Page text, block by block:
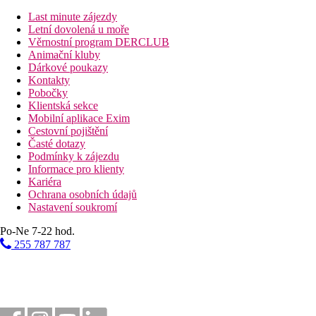
upozornění
1 dítě do nedovršených 4 letzdarma (bez nároku na lůžko, ve
Vzdálenosti
1050 km
Praha
980 km
Brno
920 km
Bratislava
Fotogalerie
Last minute zájezdy
Letní dovolená u moře
Věrnostní program DERCLUB
Animační kluby
Dárkové poukazy
Kontakty
Pobočky
Klientská sekce
Mobilní aplikace Exim
Cestovní pojištění
Časté dotazy
Podmínky k zájezdu
Informace pro klienty
Kariéra
Ochrana osobních údajů
Nastavení soukromí
Po-Ne 7-22 hod.
255 787 787